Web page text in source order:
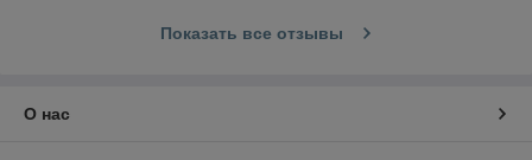
Показать все отзывы
О нас